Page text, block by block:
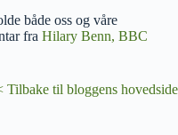
både oss og våre
fra Hilary Benn, BBC
Tilbake til bloggens hovedside